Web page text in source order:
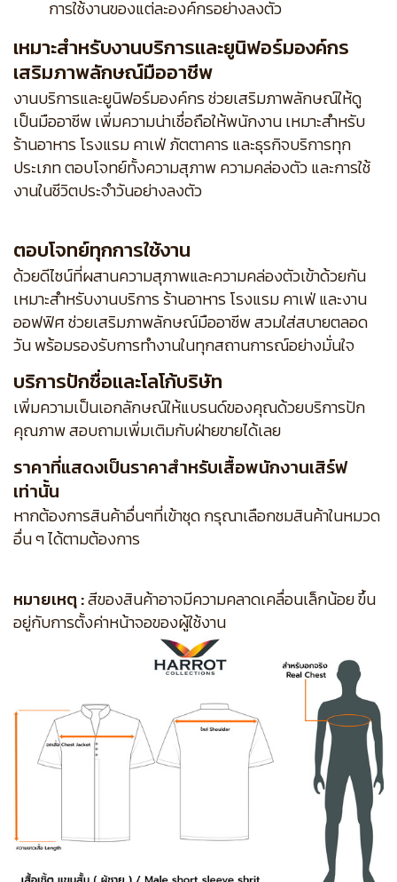
การใช้งานของแต่ละองค์กรอย่างลงตัว
เหมาะสำหรับงานบริการและยูนิฟอร์มองค์กร
เสริมภาพลักษณ์มืออาชีพ
งานบริการและยูนิฟอร์มองค์กร ช่วยเสริมภาพลักษณ์ให้ดู
เป็นมืออาชีพ เพิ่มความน่าเชื่อถือให้พนักงาน เหมาะสำหรับ
ร้านอาหาร โรงแรม คาเฟ่ ภัตตาคาร และธุรกิจบริการทุก
ประเภท ตอบโจทย์ทั้งความสุภาพ ความคล่องตัว และการใช้
งานในชีวิตประจำวันอย่างลงตัว
ตอบโจทย์ทุกการใช้งาน
ด้วยดีไซน์ที่ผสานความสุภาพและความคล่องตัวเข้าด้วยกัน
เหมาะสำหรับงานบริการ ร้านอาหาร โรงแรม คาเฟ่ และงาน
ออฟฟิศ ช่วยเสริมภาพลักษณ์มืออาชีพ สวมใส่สบายตลอด
วัน พร้อมรองรับการทำงานในทุกสถานการณ์อย่างมั่นใจ
บริการปักชื่อและโลโก้บริษัท
เพิ่มความเป็นเอกลักษณ์ให้แบรนด์ของคุณด้วยบริการปัก
คุณภาพ สอบถามเพิ่มเติมกับฝ่ายขายได้เลย
ราคาที่แสดงเป็นราคาสำหรับเสื้อพนักงานเสิร์ฟ
เท่านั้น
หากต้องการสินค้าอื่นๆที่เข้าชุด กรุณาเลือกชมสินค้าในหมวด
อื่น ๆ ได้ตามต้องการ
หมายเหตุ :สีของสินค้าอาจมีความคลาดเคลื่อนเล็กน้อย ขึ้น
อยู่กับการตั้งค่าหน้าจอของผู้ใช้งาน